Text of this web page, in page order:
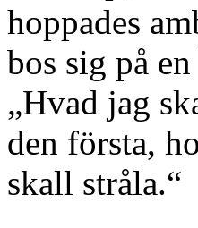
hoppades
bos sig på
„Hvad jag
den första,
skall stråla.“